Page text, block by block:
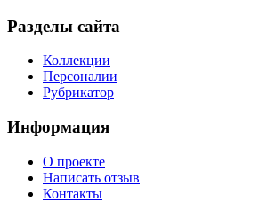
Разделы сайта
Коллекции
Персоналии
Рубрикатор
Информация
О проекте
Написать отзыв
Контакты